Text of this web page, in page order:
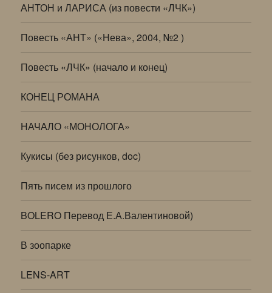
АНТОН и ЛАРИСА (из повести «ЛЧК»)
Повесть «АНТ» («Нева», 2004, №2 )
Повесть «ЛЧК» (начало и конец)
КОНЕЦ РОМАНА
НАЧАЛО «МОНОЛОГА»
Кукисы (без рисунков, doc)
Пять писем из прошлого
BOLERO Перевод Е.А.Валентиновой)
В зоопарке
LENS-ART